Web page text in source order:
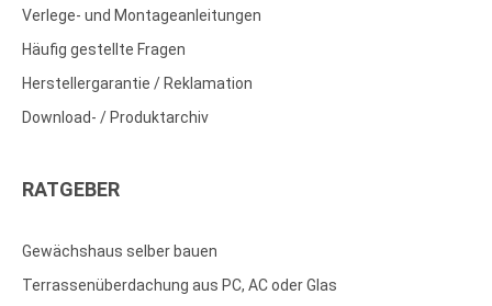
Verlege- und Montageanleitungen
Häufig gestellte Fragen
Herstellergarantie / Reklamation
Download- / Produktarchiv
RATGEBER
Gewächshaus selber bauen
Terrassenüberdachung aus PC, AC oder Glas